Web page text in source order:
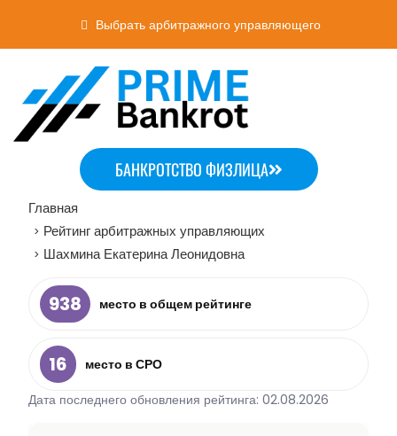
Выбрать арбитражного управляющего
БАНКРОТСТВО ФИЗЛИЦА
Главная
> Рейтинг арбитражных управляющих
> Шахмина Екатерина Леонидовна
938 место в общем рейтинге
16
место в СРО
Дата последнего обновления рейтинга: 02.08.2026